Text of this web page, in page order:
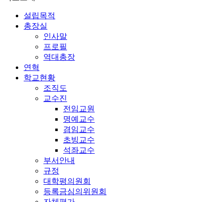
설립목적
총장실
인사말
프로필
역대총장
연혁
학교현황
조직도
교수진
전임교원
명예교수
겸임교수
초빙교수
석좌교수
부서안내
규정
대학평의원회
등록금심의위원회